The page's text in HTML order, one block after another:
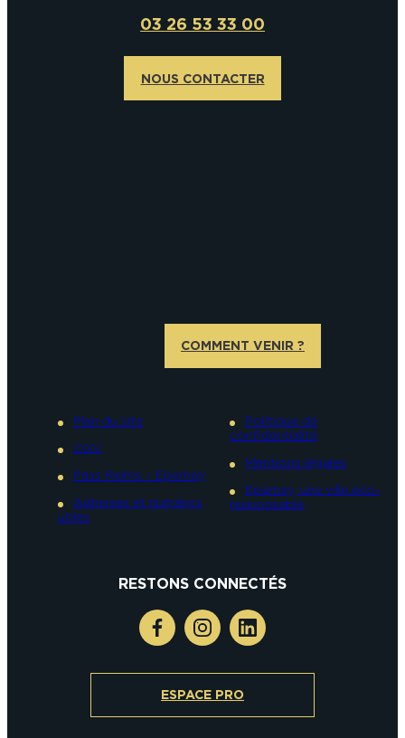
03 26 53 33 00
NOUS CONTACTER
COMMENT VENIR ?
Plan du site
CGV
Pass Reims – Epernay
Adresses et numéros
utiles
Politique de
confidentialité
Mentions légales
Epernay, une ville éco-
responsable
RESTONS CONNECTÉS
ESPACE PRO